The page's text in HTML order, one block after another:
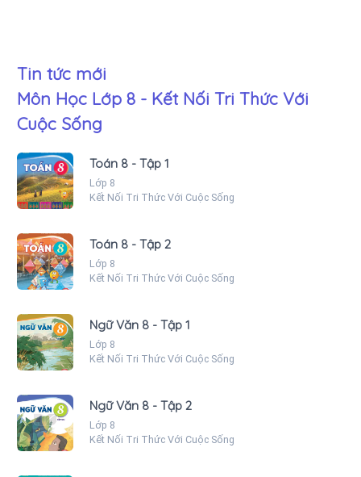
Tin tức mới
Môn Học Lớp 8 - Kết Nối Tri Thức Với
Cuộc Sống
Toán 8 - Tập 1
Lớp 8
Kết Nối Tri Thức Với Cuộc Sống
Toán 8 - Tập 2
Lớp 8
Kết Nối Tri Thức Với Cuộc Sống
Ngữ Văn 8 - Tập 1
Lớp 8
Kết Nối Tri Thức Với Cuộc Sống
Ngữ Văn 8 - Tập 2
Lớp 8
Kết Nối Tri Thức Với Cuộc Sống